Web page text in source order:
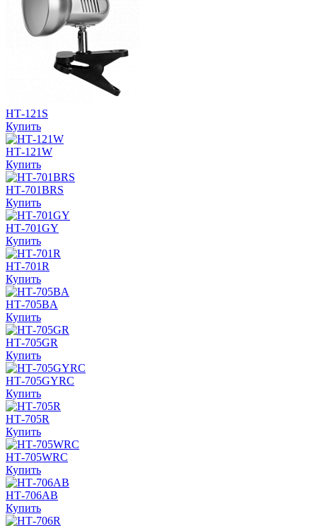
НТ-121S
Купить
НТ-121W
Купить
НТ-701BRS
Купить
НТ-701GY
Купить
НТ-701R
Купить
НТ-705BA
Купить
НТ-705GR
Купить
НТ-705GYRC
Купить
НТ-705R
Купить
НТ-705WRC
Купить
НТ-706AB
Купить